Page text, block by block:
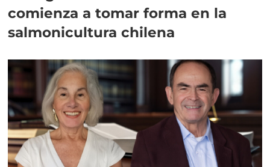
comienza a tomar forma en la
salmonicultura chilena